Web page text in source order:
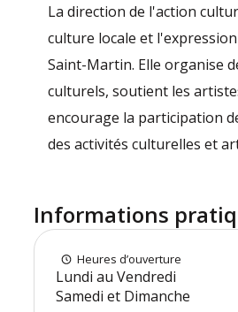
La direction de l'action
culture locale et
Saint-Martin. Elle organise
culturels, soutient les
encourage la participation
des activités culturelles et
Informations
Heures d’ouverture
Lundi au Vendredi
Samedi et Dimanche